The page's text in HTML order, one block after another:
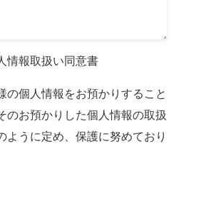
情報取扱い同意書
の個人情報をお預かりすること
のお預かりした個人情報の取扱
ように定め、保護に努めており